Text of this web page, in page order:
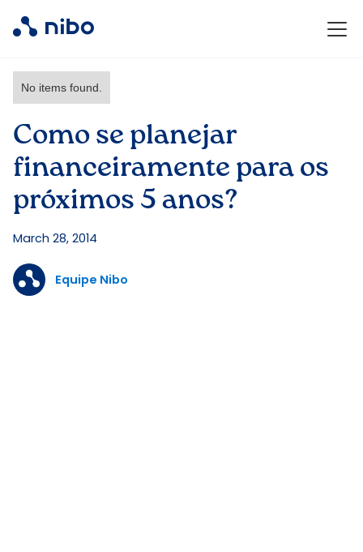
No items found.
Como se planejar
financeiramente para os
próximos 5 anos?
March 28, 2014
Equipe Nibo